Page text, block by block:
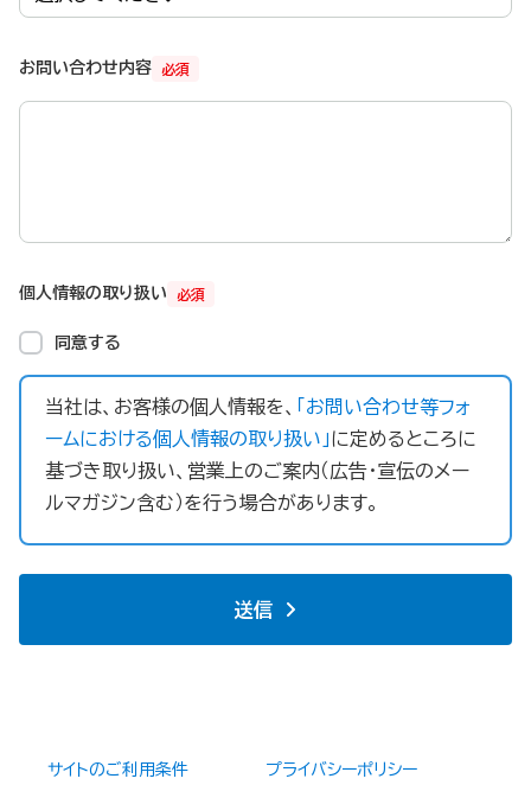
必須
お問い合わせ内容
必須
個人情報の取り扱い
同意する
当社は、お客様の個人情報を、
「お問い合わせ等フォ
ームにおける個人情報の取り扱い」に定めるところに
基づき取り扱い、営業上のご案内（広告・宣伝のメー
ルマガジン含む）を行う場合があります。
送信
サイトのご利用条件 プライバシーポリシー